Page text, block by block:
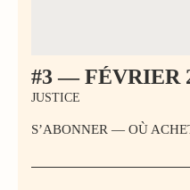
#3 — FÉVRIER
JUSTICE
S’ABONNER — OÙ